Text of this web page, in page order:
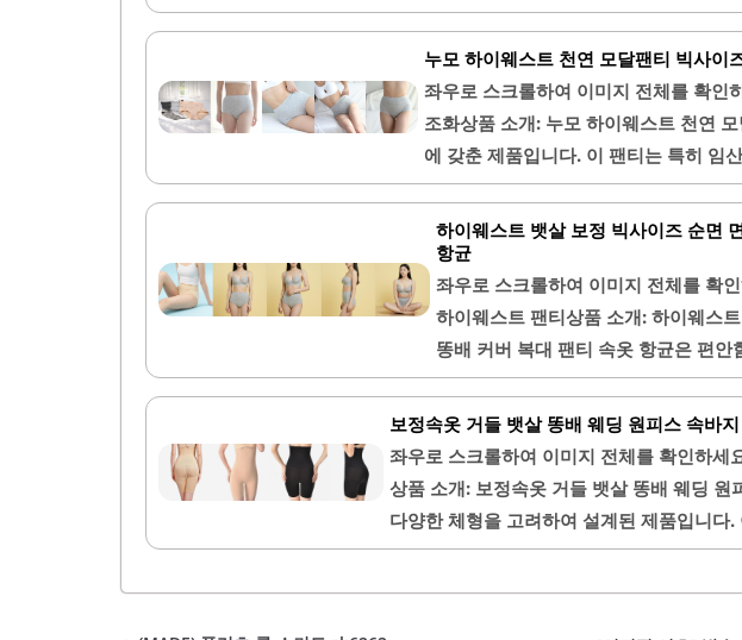
습니다.모달 소재는 통기성이 뛰어나
하루에도 쾌적함을 제공합니다. 팬티의
으로 제공되어 개인의 취향에..
복부를 안정적으로 잡아주며, 힙업 효과를
니다. 다양한 사이즈 옵션이 있어 개인의 체
시 불편함이 적어 일상적인 활동에 적합합니
로 제작되어 여름철에도 쾌적하게 착용할 수
착용해도 불편함이 적어 데일리로 사용하기
와 같은 운동 시에도 착용할 수 있어 활동성
리 부분에 집중적인 케어를 제공하여 S라인
누모 하이웨스트 천연 모달팬티 빅사이
좌우로 스크롤하여 이미지 전체를 확인
조화상품 소개: 누모 하이웨스트 천연
에 갖춘 제품입니다. 이 팬티는 특히 임
게 적합한 디자인으로 제작되었습니다.
덮어주어 안정감을 제공합니다.모달 소
용감을 자랑합니다. 이 팬티는 엉덩이
합니다. 세탁 후에도 형태가 잘 유지되
다.다양한 사이즈가 제공되어 체형에
이 뛰어나 여름철에도 쾌적하게 착용
제적인 선택이 될 수 있습니다.이 제품
기본 아이템으로 추천됩니다. 또한, 팬
편함이 적어 실용적입니다. 누모 하이웨
하이웨스트 뱃살 보정 빅사이즈 순면
항균
좌우로 스크롤하여 이미지 전체를 확
하이웨스트 팬티상품 소개: 하이웨스
똥배 커버 복대 팬티 속옷 항균은 편안
니다. 이 제품은 부드러운 순면 소재
으며, 통기성이 뛰어나 여름철에도 쾌
스트 디자인은 복부를 안정적으로 감
주며, 착용 시 편안한 느낌을 제공합니
제작되어 누구나 편안하게 입을 수 있
보정속옷 거들 뱃살 똥배 웨딩 원피스 속바
좌우로 스크롤하여 이미지 전체를 확인하세
상품 소개: 보정속옷 거들 뱃살 똥배 웨딩 원
다양한 체형을 고려하여 설계된 제품입니다
과적으로 정리하여 더욱 매끄러운 실루엣을